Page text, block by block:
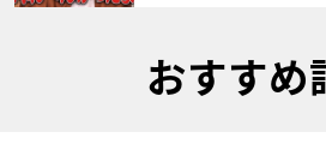
おすすめ